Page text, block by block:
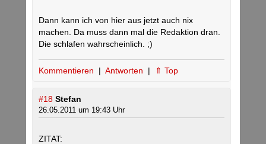
Dann kann ich von hier aus jetzt auch nix
machen. Da muss dann mal die Redaktion dran.
Die schlafen wahrscheinlich. ;)
Kommentieren | Antworten | ⇑ Top
#18 Stefan
26.05.2011 um 19:43 Uhr
ZITAT: